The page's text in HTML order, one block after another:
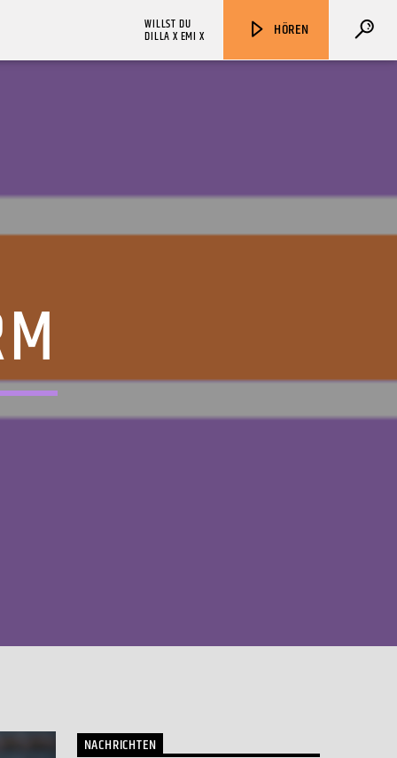
HÖREN
WILLST DU
DILLA X EMI X
NACHRICHTEN